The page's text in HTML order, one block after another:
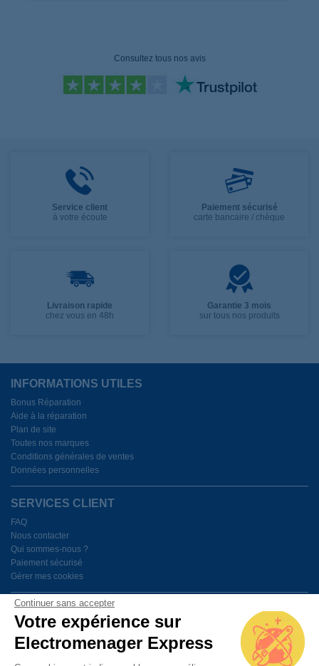
Continuer sans accepter
Votre expérience sur
Electromenager Express
Consultez tous nos avis
Service client
à votre écoute
Paiement sécurisé
carte bancaire / chèque
Livraison rapide
chez vous en 48h
Garantie 3 mois
sur tous nos produits
INFORMATIONS UTILES
Bonus Réparation
Aide à la réparation
Plan de site
Toutes nos marques
Conditions générales de ventes
Données personnelles
SERVICES CLIENT
FAQ
Nous contacter
Qui sommes-nous ?
Paiement sécurisé
Gérer mes cookies
BESOIN D'AIDE ?